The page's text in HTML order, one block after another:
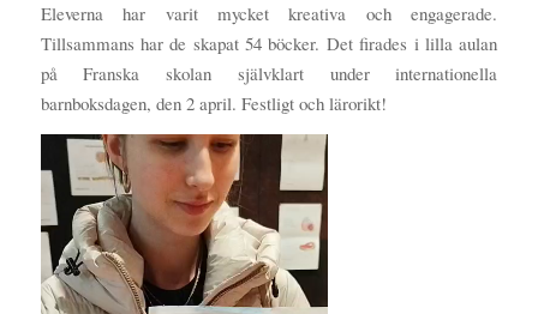
Eleverna har varit mycket kreativa och engagerade.
Tillsammans har de skapat 54 böcker. Det firades i lilla aulan
på Franska skolan självklart under internationella
barnboksdagen, den 2 april. Festligt och lärorikt!